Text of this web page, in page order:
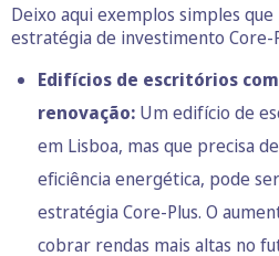
Deixo aqui exemplos simples
estratégia de investimento Core-
Edifícios de escritórios
renovação: Um edifício de
em Lisboa, mas que precisa
eficiência energética, pode
estratégia Core-Plus. O
cobrar rendas mais altas no